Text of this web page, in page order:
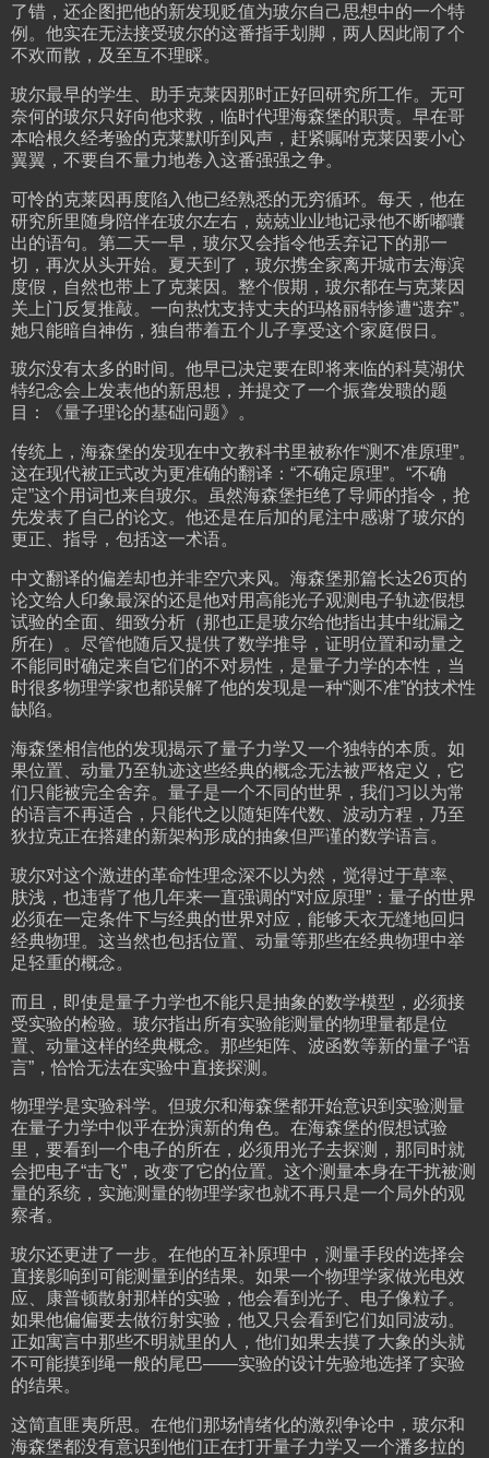
了错，还企图把他的新发现贬值为玻尔自己思想中的一个特
例。他实在无法接受玻尔的这番指手划脚，两人因此闹了个
不欢而散，及至互不理睬。
玻尔最早的学生、助手克莱因那时正好回研究所工作。无可
奈何的玻尔只好向他求救，临时代理海森堡的职责。早在哥
本哈根久经考验的克莱默听到风声，赶紧嘱咐克莱因要小心
翼翼，不要自不量力地卷入这番强强之争。
可怜的克莱因再度陷入他已经熟悉的无穷循环。每天，他在
研究所里随身陪伴在玻尔左右，兢兢业业地记录他不断嘟囔
出的语句。第二天一早，玻尔又会指令他丢弃记下的那一
切，再次从头开始。夏天到了，玻尔携全家离开城市去海滨
度假，自然也带上了克莱因。整个假期，玻尔都在与克莱因
关上门反复推敲。一向热忱支持丈夫的玛格丽特惨遭“遗弃”。
她只能暗自神伤，独自带着五个儿子享受这个家庭假日。
玻尔没有太多的时间。他早已决定要在即将来临的科莫湖伏
特纪念会上发表他的新思想，并提交了一个振聋发聩的题
目：《量子理论的基础问题》。
传统上，海森堡的发现在中文教科书里被称作“测不准原理”。
这在现代被正式改为更准确的翻译：“不确定原理”。“不确
定”这个用词也来自玻尔。虽然海森堡拒绝了导师的指令，抢
先发表了自己的论文。他还是在后加的尾注中感谢了玻尔的
更正、指导，包括这一术语。
中文翻译的偏差却也并非空穴来风。海森堡那篇长达26页的
论文给人印象最深的还是他对用高能光子观测电子轨迹假想
试验的全面、细致分析（那也正是玻尔给他指出其中纰漏之
所在）。尽管他随后又提供了数学推导，证明位置和动量之
不能同时确定来自它们的不对易性，是量子力学的本性，当
时很多物理学家也都误解了他的发现是一种“测不准”的技术性
缺陷。
海森堡相信他的发现揭示了量子力学又一个独特的本质。如
果位置、动量乃至轨迹这些经典的概念无法被严格定义，它
们只能被完全舍弃。量子是一个不同的世界，我们习以为常
的语言不再适合，只能代之以随矩阵代数、波动方程，乃至
狄拉克正在搭建的新架构形成的抽象但严谨的数学语言。
玻尔对这个激进的革命性理念深不以为然，觉得过于草率、
肤浅，也违背了他几年来一直强调的“对应原理”：量子的世界
必须在一定条件下与经典的世界对应，能够天衣无缝地回归
经典物理。这当然也包括位置、动量等那些在经典物理中举
足轻重的概念。
而且，即使是量子力学也不能只是抽象的数学模型，必须接
受实验的检验。玻尔指出所有实验能测量的物理量都是位
置、动量这样的经典概念。那些矩阵、波函数等新的量子“语
言”，恰恰无法在实验中直接探测。
物理学是实验科学。但玻尔和海森堡都开始意识到实验测量
在量子力学中似乎在扮演新的角色。在海森堡的假想试验
里，要看到一个电子的所在，必须用光子去探测，那同时就
会把电子“击飞”，改变了它的位置。这个测量本身在干扰被测
量的系统，实施测量的物理学家也就不再只是一个局外的观
察者。
玻尔还更进了一步。在他的互补原理中，测量手段的选择会
直接影响到可能测量到的结果。如果一个物理学家做光电效
应、康普顿散射那样的实验，他会看到光子、电子像粒子。
如果他偏偏要去做衍射实验，他又只会看到它们如同波动。
正如寓言中那些不明就里的人，他们如果去摸了大象的头就
不可能摸到绳一般的尾巴——实验的设计先验地选择了实验
的结果。
这简直匪夷所思。在他们那场情绪化的激烈争论中，玻尔和
海森堡都没有意识到他们正在打开量子力学又一个潘多拉的